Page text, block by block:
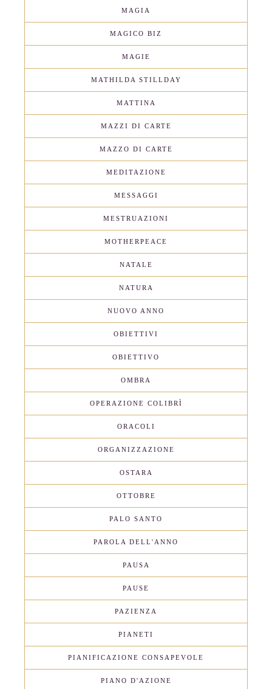
MAGIA
MAGICO BIZ
MAGIE
MATHILDA STILLDAY
MATTINA
MAZZI DI CARTE
MAZZO DI CARTE
MEDITAZIONE
MESSAGGI
MESTRUAZIONI
MOTHERPEACE
NATALE
NATURA
NUOVO ANNO
OBIETTIVI
OBIETTIVO
OMBRA
OPERAZIONE COLIBRÌ
ORACOLI
ORGANIZZAZIONE
OSTARA
OTTOBRE
PALO SANTO
PAROLA DELL'ANNO
PAUSA
PAUSE
PAZIENZA
PIANETI
PIANIFICAZIONE CONSAPEVOLE
PIANO D'AZIONE